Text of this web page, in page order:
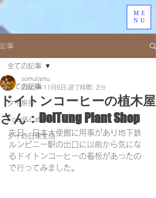
ME
NU
記事
全ての記事
タイ旅行
Food&Cafe
タイの日常生活
全ての記事
ドイトンコーヒーの植木屋
さん：DoiTung Plant Shop
somutamu
2023年11月6日 読了時間: 2分
先日、日本大使館に用事があり地下鉄
ルンピニー駅の出口に以前から気にな
るドイトンコーヒーの看板があったの
で行ってみました。